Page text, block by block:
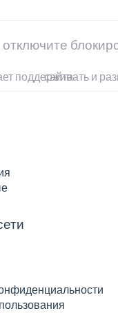
Реклама помогает поддерживать и развивать сервисы сайта